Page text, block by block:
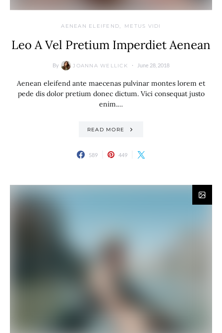
AENEAN ELEIFEND METUS VIDI
Leo A Vel Pretium Imperdiet Aenean
By JOANNA WELLICK June 28, 2018
Aenean eleifend ante maecenas pulvinar montes lorem et
pede dis dolor pretium donec dictum. Vici consequat justo
enim.…
READ MORE
589 449